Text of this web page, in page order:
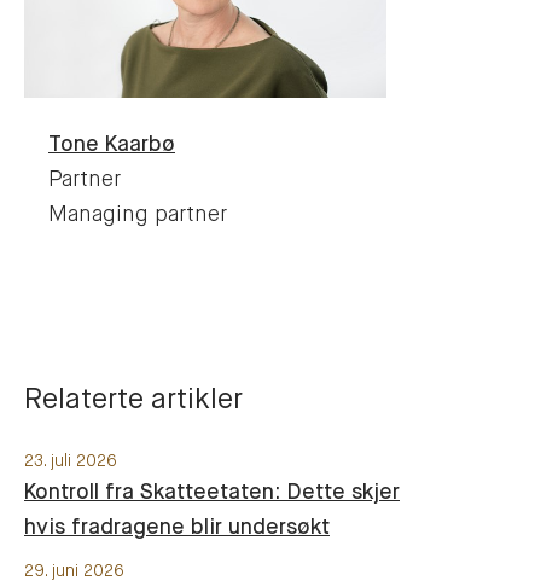
Tone Kaarbø
Partner
Managing partner
Relaterte artikler
23. juli 2026
Kontroll fra Skatteetaten: Dette skjer
hvis fradragene blir undersøkt
29. juni 2026